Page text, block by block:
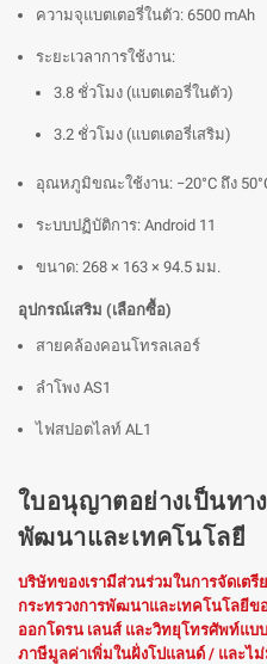
ความจุแบตเตอรี่ในตัว: 6500 mAh
ระยะเวลาการใช้งาน:
3.8 ชั่วโมง (แบตเตอรี่ในตัว)
3.2 ชั่วโมง (แบตเตอรี่เสริม)
อุณหภูมิขณะใช้งาน: −20°C ถึง
ระบบปฏิบัติการ: Android 11
ขนาด: 268 × 163 × 94.5 มม.
อุปกรณ์เสริม (เลือกซื้อ)
สายคล้องคอนโทรลเลอร์
ลำโพง AS1
ไฟสปอตไลท์ AL1
ใบอนุญาตอย่างเป็นทา
พัฒนาและเทคโนโลยี
บริษัทของเรามีส่วนร่วมในการจัดเต
กระทรวงการพัฒนาและเทคโนโลยีข
ออกโดรน เลนส์ และวิทยุโทรศัพท์แ
ภาษีมูลค่าเพิ่มในฝั่งโปแลนด์ / และไ